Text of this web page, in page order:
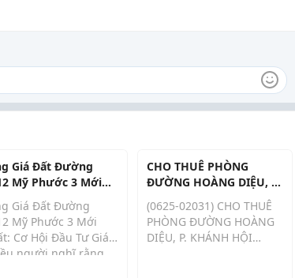
Giá Đất Đường
Mỹ Phước 3 Mới
Cơ Hội Đầu Tư Giá
Giá Đất Đường
Mỹ Phước 3 Mới
Cơ Hội Đầu Tư Giá
người nghĩ rằng,
CHO THUÊ PHÒNG
ĐƯỜNG HOÀNG DIỆU, P.
CŨ) GIÁ 4 TRIỆU.
(0625-02031) CHO THUÊ
PHÒNG ĐƯỜNG HOÀNG
DIỆU, P. KHÁNH HỘI